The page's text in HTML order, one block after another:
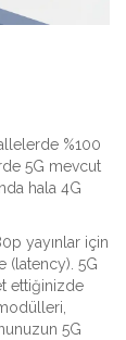
%100
5G mevcut
hala 4G
yayınlar için
(latency). 5G
ettiğinizde
5G